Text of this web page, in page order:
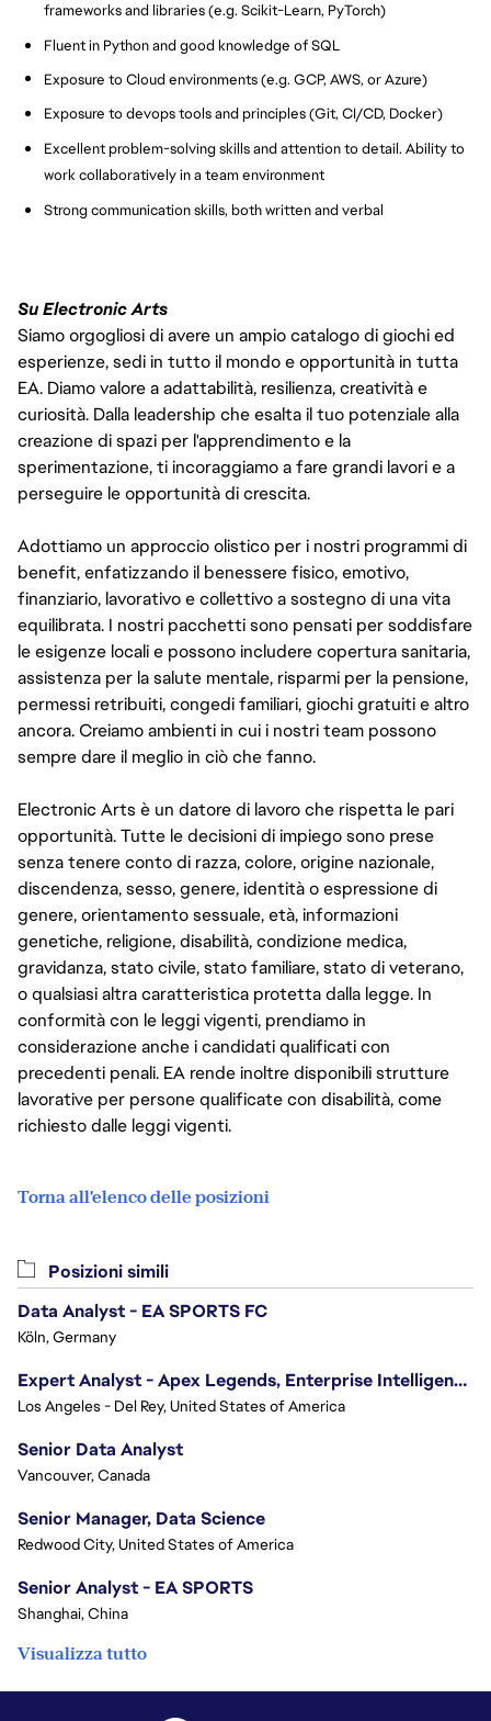
frameworks and libraries (e.g. Scikit-Learn, PyTorch)
Fluent in Python and good knowledge of SQL
Exposure to Cloud environments (e.g. GCP, AWS, or Azure)
Exposure to devops tools and principles (Git, CI/CD, Docker)
Excellent problem-solving skills and attention to detail. Ability to
work collaboratively in a team environment
Strong communication skills, both written and verbal
Su Electronic Arts
Siamo orgogliosi di avere un ampio catalogo di giochi ed
esperienze, sedi in tutto il mondo e opportunità in tutta
EA. Diamo valore a adattabilità, resilienza, creatività e
curiosità. Dalla leadership che esalta il tuo potenziale alla
creazione di spazi per l'apprendimento e la
sperimentazione, ti incoraggiamo a fare grandi lavori e a
perseguire le opportunità di crescita.
Adottiamo un approccio olistico per i nostri programmi di
benefit, enfatizzando il benessere fisico, emotivo,
finanziario, lavorativo e collettivo a sostegno di una vita
equilibrata. I nostri pacchetti sono pensati per soddisfare
le esigenze locali e possono includere copertura sanitaria,
assistenza per la salute mentale, risparmi per la pensione,
permessi retribuiti, congedi familiari, giochi gratuiti e altro
ancora. Creiamo ambienti in cui i nostri team possono
sempre dare il meglio in ciò che fanno.
Electronic Arts è un datore di lavoro che rispetta le pari
opportunità. Tutte le decisioni di impiego sono prese
senza tenere conto di razza, colore, origine nazionale,
discendenza, sesso, genere, identità o espressione di
genere, orientamento sessuale, età, informazioni
genetiche, religione, disabilità, condizione medica,
gravidanza, stato civile, stato familiare, stato di veterano,
o qualsiasi altra caratteristica protetta dalla legge. In
conformità con le leggi vigenti, prendiamo in
considerazione anche i candidati qualificati con
precedenti penali. EA rende inoltre disponibili strutture
lavorative per persone qualificate con disabilità, come
richiesto dalle leggi vigenti.
Torna all'elenco delle posizioni
Posizioni simili
Data Analyst - EA SPORTS FC
Köln, Germany
Expert Analyst - Apex Legends, Enterprise Intelligence (EI)
Los Angeles - Del Rey, United States of America
Senior Data Analyst
Vancouver, Canada
Senior Manager, Data Science
Redwood City, United States of America
Senior Analyst - EA SPORTS
Shanghai, China
Visualizza tutto